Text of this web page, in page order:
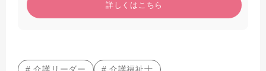
詳しくはこちら